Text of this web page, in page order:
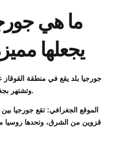
ما هي
يجعلها
جورجيا بلد يقع في منطقة
وتشتهر بجغرافيتها المتنوعة وثقافتها الغنية.
الموقع الجغرافي: تقع جورجيا
قزوين من الشرق، وتحدها روسيا